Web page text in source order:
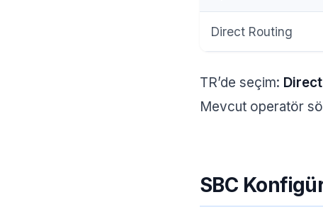
Direct Routing
TR’de seçim:
Mevcut operatör
SBC